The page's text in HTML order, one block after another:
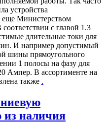
устройства
еще Министерством
с главой 1.3
длительные токи для
И например допустимый
шины прямоугольного
1 полосы на фазу для
Ампер. В ассортименте на
также .
из наличия